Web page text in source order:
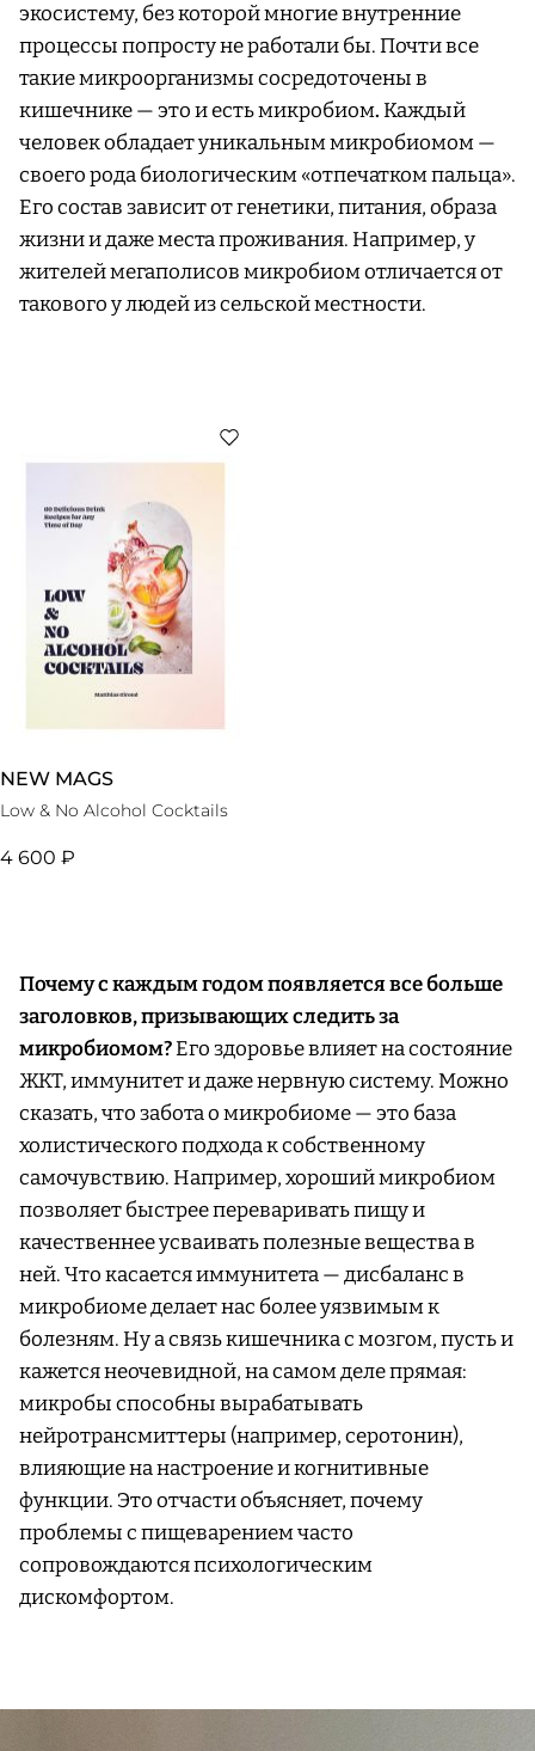
экосистему, без которой многие внутренние
процессы попросту не работали бы. Почти все
такие микроорганизмы сосредоточены в
кишечнике — это и есть микробиом.Каждый
человек обладает уникальным микробиомом —
своего рода биологическим «отпечатком пальца».
Его состав зависит от генетики, питания, образа
жизни и даже места проживания. Например, у
жителей мегаполисов микробиом отличается от
такового у людей из сельской местности.
NEW MAGS
Low & No Alcohol Cocktails
4 600 ₽
Почему с каждым годом появляется все больше
заголовков, призывающих следить за
микробиомом?Его здоровье влияет на состояние
ЖКТ, иммунитет и даже нервную систему. Можно
сказать, что забота о микробиоме — это база
холистического подхода к собственному
самочувствию. Например, хороший микробиом
позволяет быстрее переваривать пищу и
качественнее усваивать полезные вещества в
ней. Что касается иммунитета — дисбаланс в
микробиоме делает нас более уязвимым к
болезням. Ну а связь кишечника с мозгом, пусть и
кажется неочевидной, на самом деле прямая:
микробы способны вырабатывать
нейротрансмиттеры (например, серотонин),
влияющие на настроение и когнитивные
функции. Это отчасти объясняет, почему
проблемы с пищеварением часто
сопровождаются психологическим
дискомфортом.